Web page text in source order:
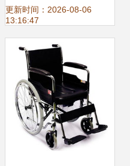
产品列表
更新时间：2026-08-06
13:16:47